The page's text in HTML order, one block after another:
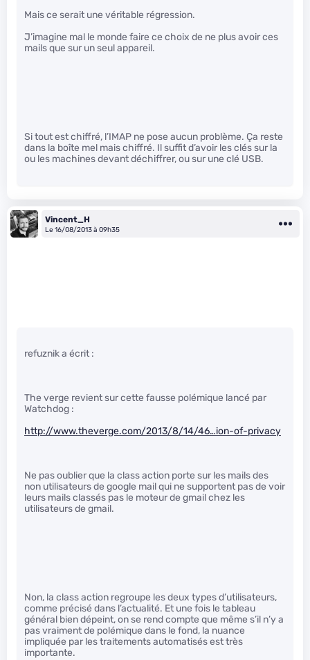
Mais ce serait une véritable régression.
J’imagine mal le monde faire ce choix de ne plus avoir ces
mails que sur un seul appareil.
Si tout est chiffré, l’IMAP ne pose aucun problème. Ça reste
dans la boîte mel mais chiffré. Il suffit d’avoir les clés sur la
ou les machines devant déchiffrer, ou sur une clé USB.
Vincent_H
Le 16/08/2013 à 09h35
refuznik a écrit :
The verge revient sur cette fausse polémique lancé par
Watchdog :
http://www.theverge.com/2013/8/14/46…ion-of-privacy
Ne pas oublier que la class action porte sur les mails des
non utilisateurs de google mail qui ne supportent pas de voir
leurs mails classés pas le moteur de gmail chez les
utilisateurs de gmail.
Non, la class action regroupe les deux types d’utilisateurs,
comme précisé dans l’actualité. Et une fois le tableau
général bien dépeint, on se rend compte que même s’il n’y a
pas vraiment de polémique dans le fond, la nuance
impliquée par les traitements automatisés est très
importante.